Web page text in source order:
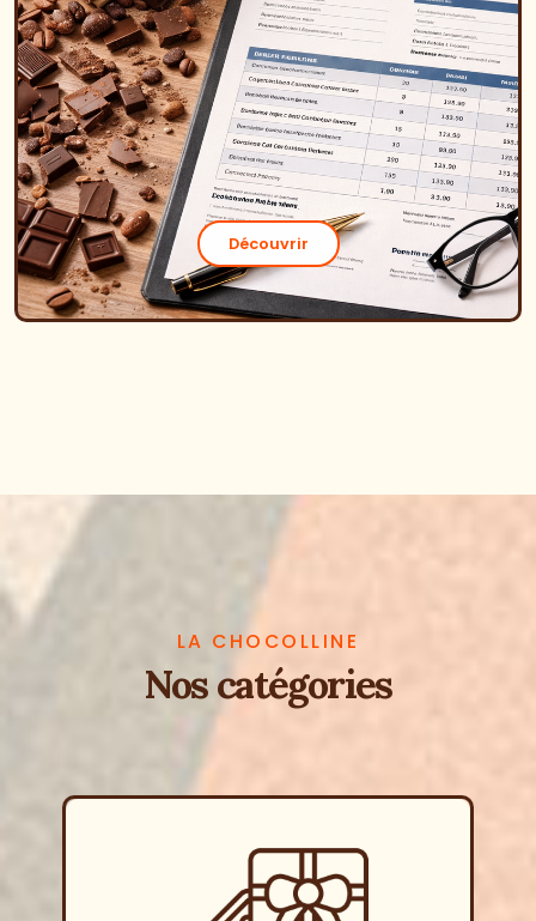
Découvrir
LA CHOCOLLINE
Nos catégories